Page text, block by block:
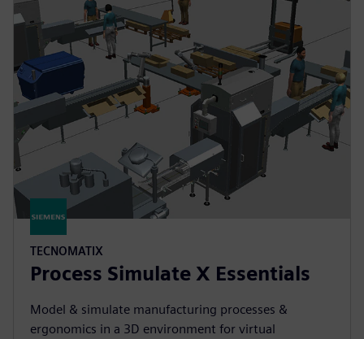
TECNOMATIX
Process Simulate X Essentials
Model & simulate manufacturing processes &
ergonomics in a 3D environment for virtual